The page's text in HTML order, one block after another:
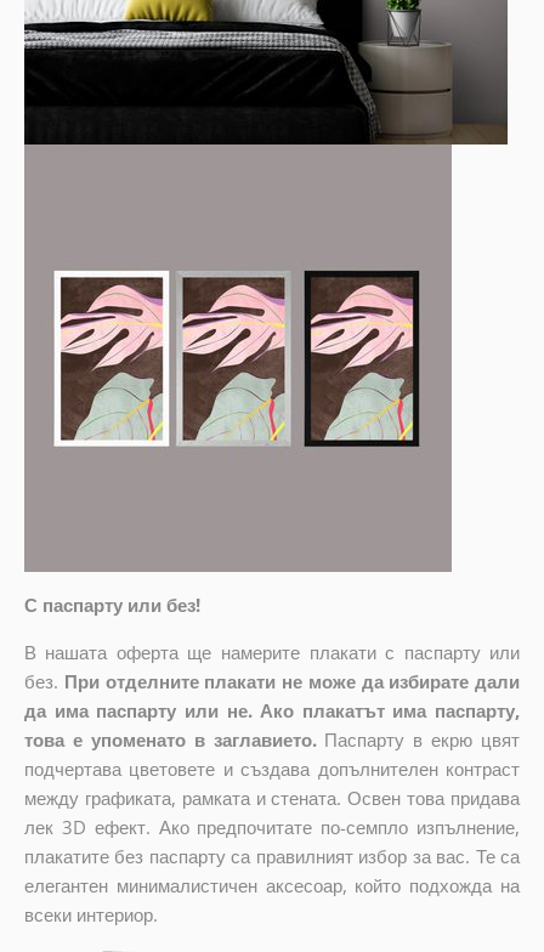
С паспарту или без!
В нашата оферта ще намерите плакати с паспарту или
без. При отделните плакати не може да избирате дали
да има паспарту или не. Ако плакатът има паспарту,
това е упоменато в заглавието. Паспарту в екрю цвят
подчертава цветовете и създава допълнителен контраст
между графиката, рамката и стената. Освен това придава
лек 3D ефект. Ако предпочитате по-семпло изпълнение,
плакатите без паспарту са правилният избор за вас. Те са
елегантен минималистичен аксесоар, който подхожда на
всеки интериор.